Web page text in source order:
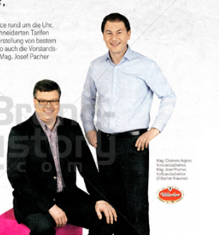
T-Mobile Austria GmbH 2012